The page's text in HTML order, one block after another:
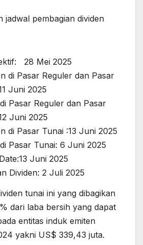
jadwal pembagian dividen
28 Mei 2025
di Pasar Reguler dan Pasar
Juni 2025
Pasar Reguler dan Pasar
Juni 2025
di Pasar Tunai :13 Juni 2025
Pasar Tunai: 6 Juni 2025
Juni 2025
Dividen: 2 Juli 2025
tunai ini yang dibagikan
dari laba bersih yang dapat
entitas induk emiten
yakni US$ 339,43 juta.